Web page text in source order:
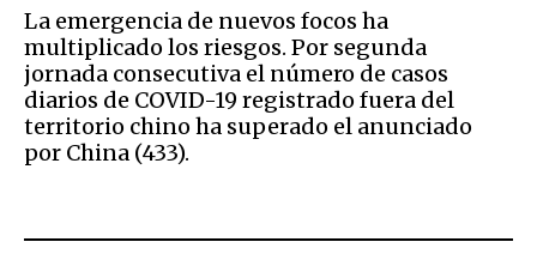
La emergencia de nuevos focos ha
multiplicado los riesgos. Por segunda
jornada consecutiva el número de casos
diarios de COVID-19 registrado fuera del
territorio chino ha superado el anunciado
por China (433).